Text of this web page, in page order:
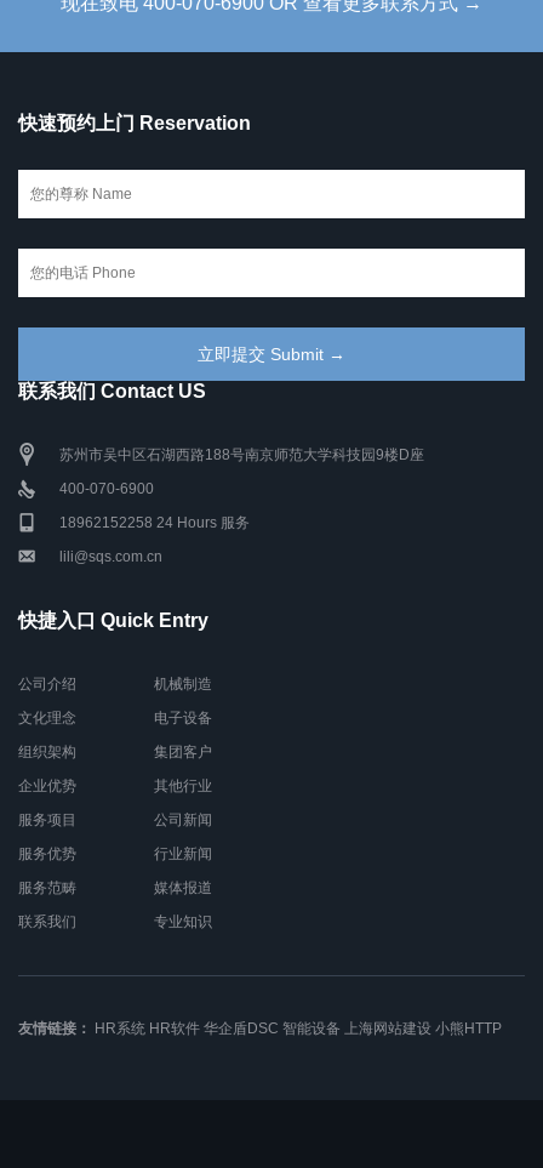
快速预约上门 Reservation
联系我们 Contact US
苏州市吴中区石湖西路188号南京师范大学科技园9楼D座
400-070-6900
18962152258 24 Hours 服务
lili@sqs.com.cn
快捷入口 Quick Entry
公司介绍
文化理念
组织架构
企业优势
服务项目
服务优势
服务范畴
联系我们
机械制造
电子设备
集团客户
其他行业
公司新闻
行业新闻
媒体报道
专业知识
友情链接： HR系统 HR软件 华企盾DSC 智能设备 上海网站建设 小熊HTTP